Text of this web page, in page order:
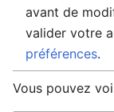
avant de
valider votre
préférences.
Vous pouvez